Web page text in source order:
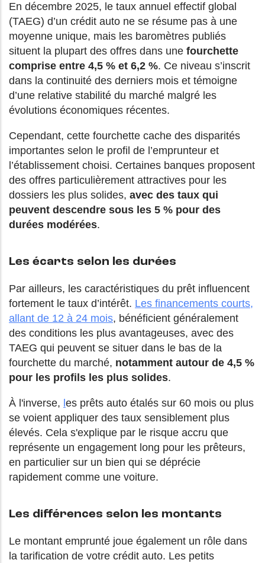
En décembre 2025, le taux annuel effectif global
(TAEG) d’un crédit auto ne se résume pas à une
moyenne unique, mais les baromètres publiés
situent la plupart des offres dans une fourchette
comprise entre 4,5 % et 6,2 %. Ce niveau s’inscrit
dans la continuité des derniers mois et témoigne
d’une relative stabilité du marché malgré les
évolutions économiques récentes.
Cependant, cette fourchette cache des disparités
importantes selon le profil de l’emprunteur et
l’établissement choisi. Certaines banques proposent
des offres particulièrement attractives pour les
dossiers les plus solides, avec des taux qui
peuvent descendre sous les 5 % pour des
durées modérées.
Les écarts selon les durées
Par ailleurs, les caractéristiques du prêt influencent
fortement le taux d’intérêt. Les financements courts,
allant de 12 à 24 mois, bénéficient généralement
des conditions les plus avantageuses, avec des
TAEG qui peuvent se situer dans le bas de la
fourchette du marché, notamment autour de 4,5 %
pour les profils les plus solides.
À l'inverse, es prêts auto étalés sur 60 mois ou plus
se voient appliquer des taux sensiblement plus
élevés. Cela s'explique par le risque accru que
représente un engagement long pour les prêteurs,
en particulier sur un bien qui se déprécie
rapidement comme une voiture.
Les différences selon les montants
Le montant emprunté joue également un rôle dans
la tarification de votre crédit auto. Les petits